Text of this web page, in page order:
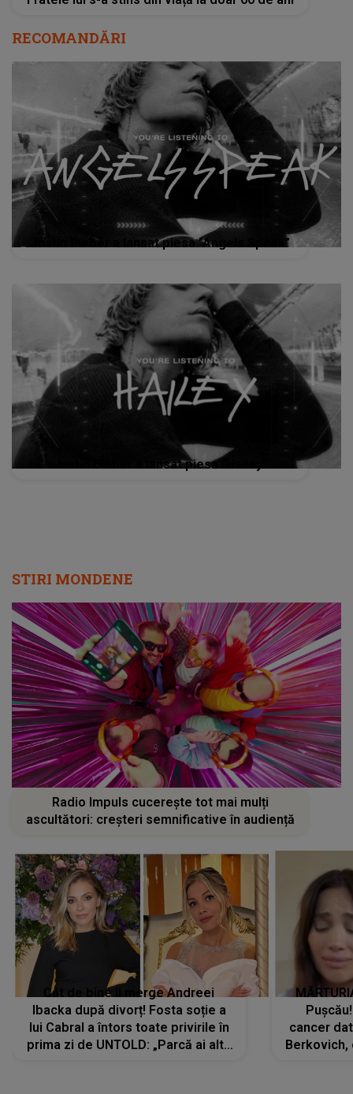
RECOMANDĂRI
Justin Bieber a lansat piesa ”Angels Speak”
Justin Bieber a lansat piesa ”Hailey”
STIRI MONDENE
Radio Impuls cucerește tot mai mulți
ascultători: creșteri semnificative în audiență
Cât de bine îi merge Andreei
Ibacka după divorț! Fosta soție a
lui Cabral a întors toate privirile în
prima zi de UNTOLD: „Parcă ai altă
cancer